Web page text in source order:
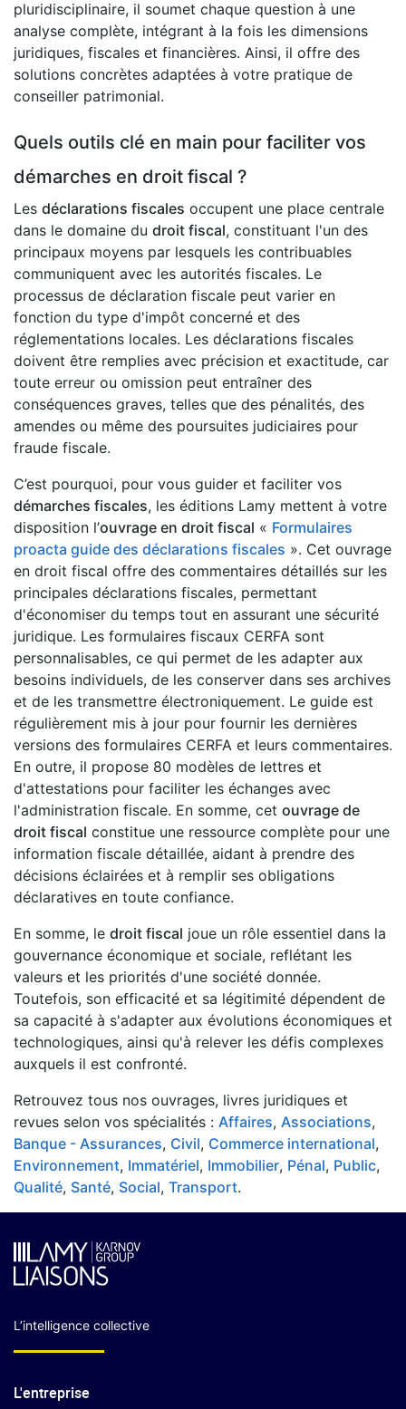
pluridisciplinaire, il soumet chaque question à une
analyse complète, intégrant à la fois les dimensions
juridiques, fiscales et financières. Ainsi, il offre des
solutions concrètes adaptées à votre pratique de
conseiller patrimonial.
Quels outils clé en main pour faciliter vos
démarches en droit fiscal ?
Les déclarations fiscales occupent une place centrale
dans le domaine du droit fiscal, constituant l'un des
principaux moyens par lesquels les contribuables
communiquent avec les autorités fiscales. Le
processus de déclaration fiscale peut varier en
fonction du type d'impôt concerné et des
réglementations locales. Les déclarations fiscales
doivent être remplies avec précision et exactitude, car
toute erreur ou omission peut entraîner des
conséquences graves, telles que des pénalités, des
amendes ou même des poursuites judiciaires pour
fraude fiscale.
C’est pourquoi, pour vous guider et faciliter vos
démarches fiscales, les éditions Lamy mettent à votre
disposition l’ouvrage en droit fiscal « Formulaires
proacta guide des déclarations fiscales ». Cet ouvrage
en droit fiscal offre des commentaires détaillés sur les
principales déclarations fiscales, permettant
d'économiser du temps tout en assurant une sécurité
juridique. Les formulaires fiscaux CERFA sont
personnalisables, ce qui permet de les adapter aux
besoins individuels, de les conserver dans ses archives
et de les transmettre électroniquement. Le guide est
régulièrement mis à jour pour fournir les dernières
versions des formulaires CERFA et leurs commentaires.
En outre, il propose 80 modèles de lettres et
d'attestations pour faciliter les échanges avec
l'administration fiscale. En somme, cet ouvrage de
droit fiscal constitue une ressource complète pour une
information fiscale détaillée, aidant à prendre des
décisions éclairées et à remplir ses obligations
déclaratives en toute confiance.
En somme, le droit fiscal joue un rôle essentiel dans la
gouvernance économique et sociale, reflétant les
valeurs et les priorités d'une société donnée.
Toutefois, son efficacité et sa légitimité dépendent de
sa capacité à s'adapter aux évolutions économiques et
technologiques, ainsi qu'à relever les défis complexes
auxquels il est confronté.
Retrouvez tous nos ouvrages, livres juridiques et
revues selon vos spécialités : Affaires, Associations,
Banque - Assurances, Civil, Commerce international,
Environnement, Immatériel, Immobilier, Pénal, Public,
Qualité, Santé, Social, Transport.
L’intelligence collective
L'entreprise